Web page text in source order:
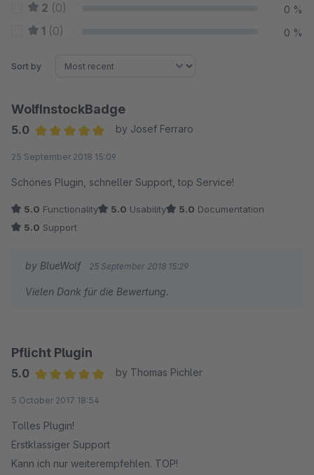
2 (0) 0 %
1 (0) 0 %
Sort by
WolfInstockBadge
5.0
by Josef Ferraro
25 September 2018 15:09
Schönes Plugin, schneller Support, top Service!
5.0 Functionality 5.0 Usability 5.0 Documentation
5.0 Support
by BlueWolf 25 September 2018 15:29
Vielen Dank für die Bewertung.
Pflicht Plugin
5.0
by Thomas Pichler
5 October 2017 18:54
Tolles Plugin!
Erstklassiger Support
Kann ich nur weiterempfehlen. TOP!